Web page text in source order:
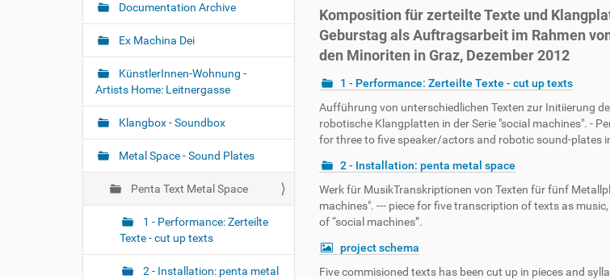
h
r
Komposition für zerteilte Texte und
Geburstag als Auftragsarbeit im Rahmen
den Minoriten in Graz, Dezember 2012
1 - Performance: Zerteilte Texte - cut up texts
Aufführung von unterschiedlichen Texten zur Initiierung
robotische Klangplatten in der Serie "social machines". -
for three to five speaker/actors and robotic sound-plates
2 - Installation: penta metal space
Werk für Musik­Transkriptionen von Texten für fünf
machines". --- piece for five transcription of texts as
of “social machines”.
project schema
Five commisioned texts has been cut up in pieces and
i
g
a
t
i
o
n
Documentation Archive
Ex Machina Dei
KünstlerInnen-Wohnung -
Artists Home: Leitnergasse
Klangbox - Soundbox
Metal Space - Sound Plates
Penta Text Metal Space
1 - Performance: Zerteilte
Texte - cut up texts
2 - Installation: penta metal